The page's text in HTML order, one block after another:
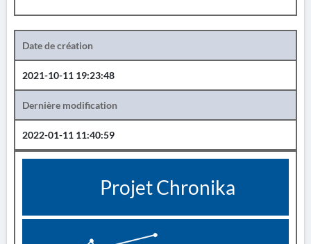
Date de création
2021-10-11 19:23:48
Dernière modification
2022-01-11 11:40:59
Projet Chronika